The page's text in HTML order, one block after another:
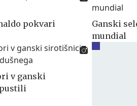
pokvari
Ganski
mundial
v ganski